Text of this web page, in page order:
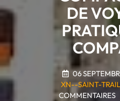
DE
06
XN--SAINT-
COMMENTAIRES